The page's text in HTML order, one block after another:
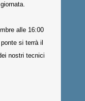
alle 16:00
si terrà il
nostri tecnici